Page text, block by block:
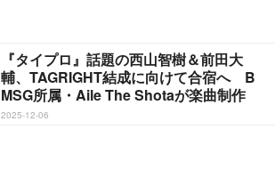
『タイプロ』話題の西山智樹＆前田大
輔、TAGRIGHT結成に向けて合宿へ B
MSG所属・Aile The Shotaが楽曲制作
2025-12-06